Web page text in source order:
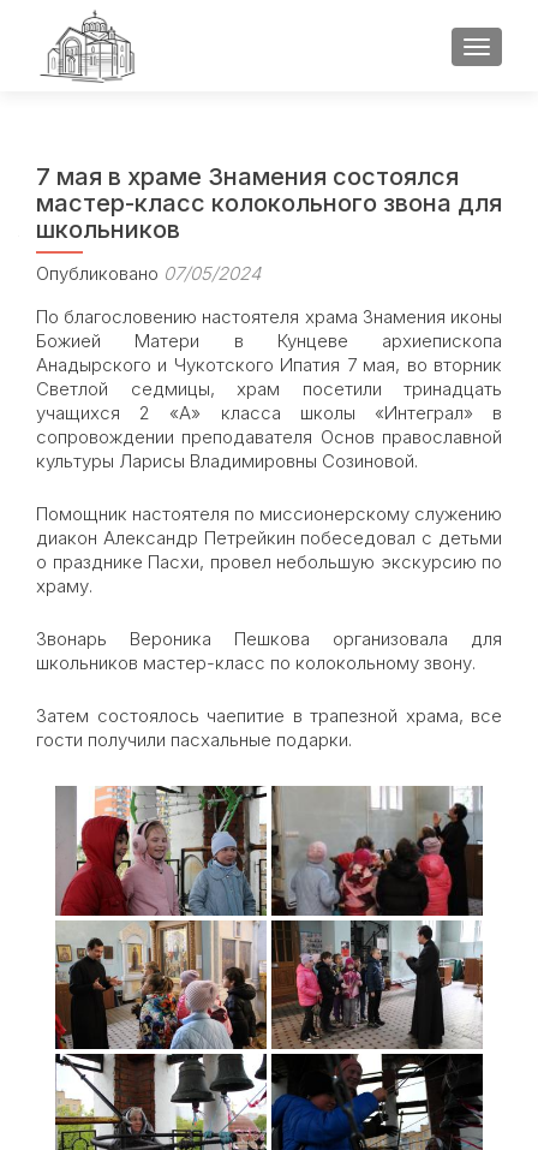
7 мая в храме Знамения состоялся
мастер-класс колокольного звона для
школьников
Опубликовано 07/05/2024
По благословению настоятеля храма Знамения иконы
Божией Матери в Кунцеве архиепископа
Анадырского и Чукотского Ипатия 7 мая, во вторник
Светлой седмицы, храм посетили тринадцать
учащихся 2 «А» класса школы «Интеграл» в
сопровождении преподавателя Основ православной
культуры Ларисы Владимировны Созиновой.
Помощник настоятеля по миссионерскому служению
диакон Александр Петрейкин побеседовал с детьми
о празднике Пасхи, провел небольшую экскурсию по
храму.
Звонарь Вероника Пешкова организовала для
школьников мастер-класс по колокольному звону.
Затем состоялось чаепитие в трапезной храма, все
гости получили пасхальные подарки.